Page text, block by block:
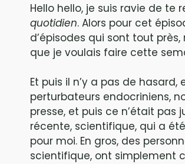
Hello hello, je suis ravie de te
quotidien. Alors pour cet
d’épisodes qui sont tout
que je voulais faire cette
Et puis il n’y a pas de
perturbateurs endocriniens,
presse, et puis ce n’était pas
récente, scientifique, qui a
pour moi. En gros, des
scientifique, ont simplement